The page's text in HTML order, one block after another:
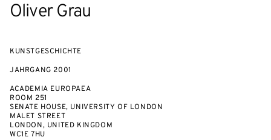
Oliver Grau
KUNSTGESCHICHTE
JAHRGANG 2001
ACADEMIA EUROPAEA
ROOM 251
SENATE HOUSE, UNIVERSITY OF LONDON
MALET STREET
LONDON, UNITED KINGDOM
WC1E 7HU